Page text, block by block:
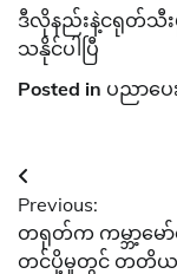
ဒီလိုနည်းနဲ့ငရုတ်
သနိုင်ပါပြီ
Posted in ပညာပေ
Post
navigation
Previous:
တရုတ်က ကမ္ဘာ့မေ
တင်ပို့မှုတွင် တတိယ